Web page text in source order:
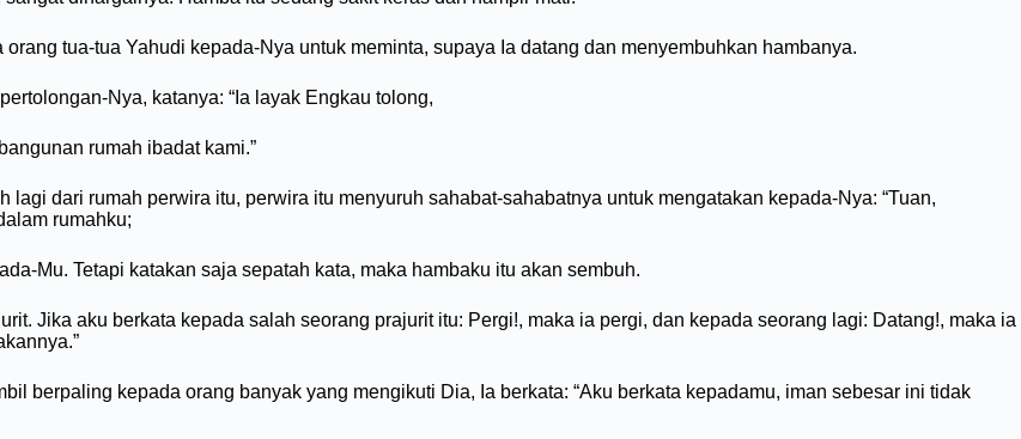
tua-tua Yahudi kepada-Nya untuk meminta, supaya Ia datang dan menyembuhkan hambanya.
Nya, katanya: “Ia layak Engkau tolong,
rumah ibadat kami.”
dari rumah perwira itu, perwira itu menyuruh sahabat-sahabatnya untuk mengatakan kepada-Nya: “Tuan,
rumahku;
Mu. Tetapi katakan saja sepatah kata, maka hambaku itu akan sembuh.
Jika aku berkata kepada salah seorang prajurit itu: Pergi!, maka ia pergi, dan kepada seorang lagi: Datang!, maka ia
berpaling kepada orang banyak yang mengikuti Dia, Ia berkata: “Aku berkata kepadamu, iman sebesar ini tidak